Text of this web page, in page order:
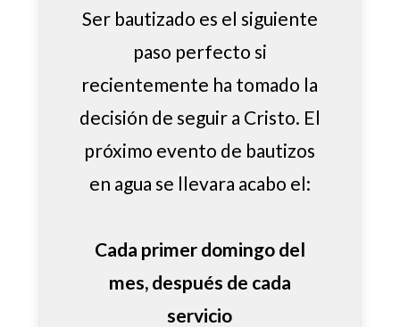
Ser bautizado es el siguiente
paso perfecto si
recientemente ha tomado la
decisión de seguir a Cristo. El
próximo evento de bautizos
en agua se llevara acabo el:
Cada primer domingo del
mes, después de cada
servicio